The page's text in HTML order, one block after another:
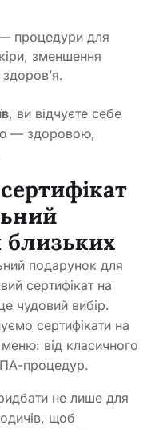
процедури для
зменшення
здоров’я.
, ви відчуєте себе
— здоровою,
подарунок для
сертифікат на
чудовий вибір.
сертифікати на
від класичного
процедур.
не лише для
щоб